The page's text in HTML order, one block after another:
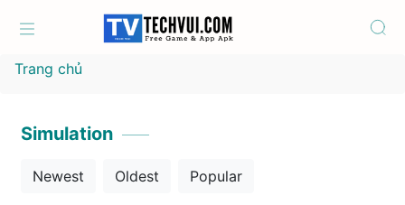
Trang chủ
Simulation
Newest Oldest Popular